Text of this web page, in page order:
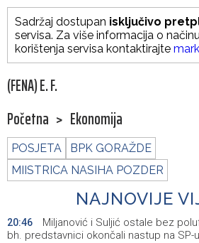
Sadržaj dostupan isključivo
servisa. Za više informacija o
korištenja servisa kontaktirajte
(FENA) E. F.
Početna > Ekonomija
POSJETA
BPK GORAŽDE
MIISTRICA NASIHA POZDER
NAJNOVIJE
20:46
Miljanović i Suljić ostale bez
bh. predstavnici okončali nastup na SP-u